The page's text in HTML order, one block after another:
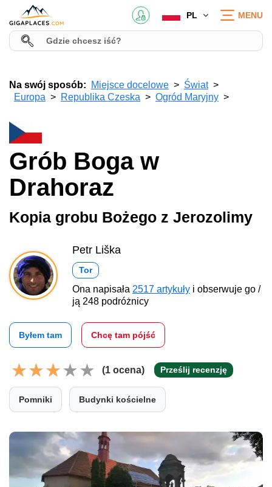
PL MENU
Na swój sposób: Miejsce docelowe
Świat
Europa
Republika Czeska Ogród Maryjny
Grób Boga w
Drahoraz
Kopia grobu Bożego z Jerozolimy
Petr Liška
Tor
Ona napisała 2517 artykuły i obserwuje go /
ją 248 podróżnicy
Byłem tam Chcę tam pójść
(1 ocena) Prześlij recenzję
Pomniki Budynki kościelne